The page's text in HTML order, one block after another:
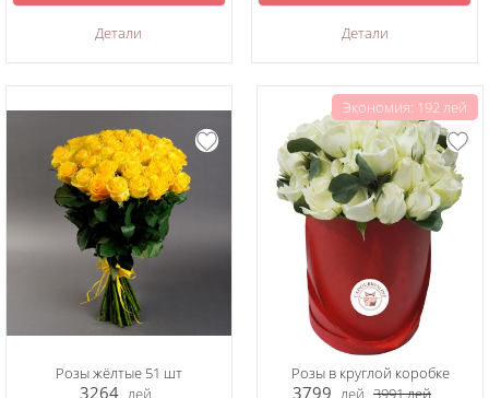
Детали Детали
Розы жёлтые 51 шт
3264 лей
Экономия: 192 лей
Розы в круглой коробке
3799 лей 3991лей